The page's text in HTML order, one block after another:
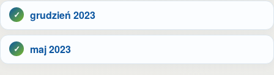
grudzień 2023
maj 2023